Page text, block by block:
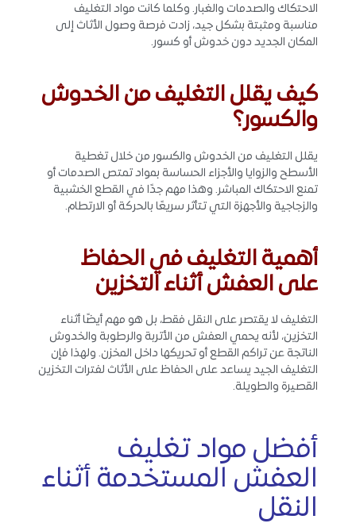
الاحتكاك والصدمات والغبار. وكلما كانت مواد التغليف
مناسبة ومثبتة بشكل جيد، زادت فرصة وصول الأثاث إلى
المكان الجديد دون خدوش أو كسور.
كيف يقلل التغليف من الخدوش
والكسور؟
يقلل التغليف من الخدوش والكسور من خلال تغطية
الأسطح والزوايا والأجزاء الحساسة بمواد تمتص الصدمات أو
تمنع الاحتكاك المباشر. وهذا مهم جدًا في القطع الخشبية
والزجاجية والأجهزة التي تتأثر سريعًا بالحركة أو الارتطام.
أهمية التغليف في الحفاظ
على العفش أثناء التخزين
التغليف لا يقتصر على النقل فقط، بل هو مهم أيضًا أثناء
التخزين، لأنه يحمي العفش من الأتربة والرطوبة والخدوش
الناتجة عن تراكم القطع أو تحريكها داخل المخزن. ولهذا فإن
التغليف الجيد يساعد على الحفاظ على الأثاث لفترات التخزين
القصيرة والطويلة.
أفضل مواد تغليف
العفش المستخدمة أثناء
النقل